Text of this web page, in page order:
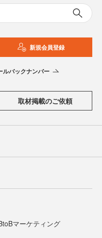
新規会員登録
ルバックナンバー
取材掲載のご依頼
マーケティング